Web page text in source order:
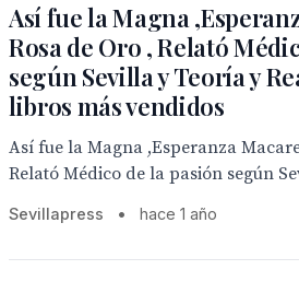
Así fue la Magna
Rosa de Oro , Relató
según Sevilla y Teoría y
libros más vendidos
Así fue la Magna ,Esperanza
Relató Médico de la pasión según
Sevillapress • hace 1 año